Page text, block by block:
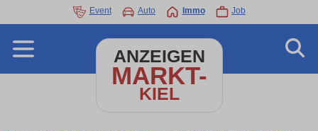
Event Auto Immo Job
ANZEIGEN
MARKT-
KIEL